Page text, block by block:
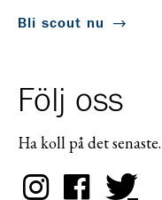
Bli scout nu
Följ oss
Ha koll på det